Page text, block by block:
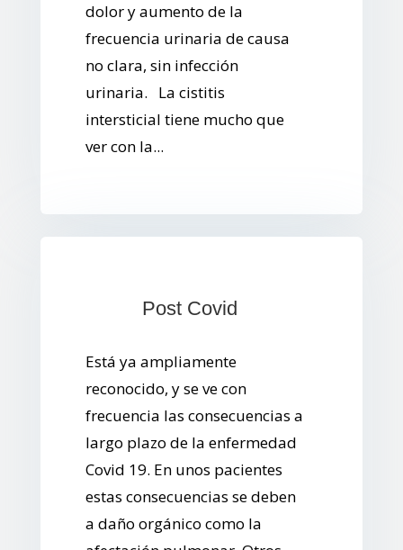
dolor y aumento de la
frecuencia urinaria de causa
no clara, sin infección
urinaria. La cistitis
intersticial tiene mucho que
ver con la...
Post Covid
Está ya ampliamente
reconocido, y se ve con
frecuencia las consecuencias a
largo plazo de la enfermedad
Covid 19. En unos pacientes
estas consecuencias se deben
a daño orgánico como la